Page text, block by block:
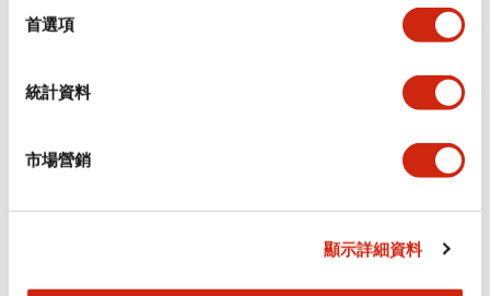
首選項
統計資料
市場營銷
顯示詳細資料
安裝和安裝規範